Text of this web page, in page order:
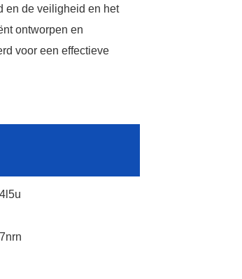
en de veiligheid en het
ontworpen en
voor een effectieve